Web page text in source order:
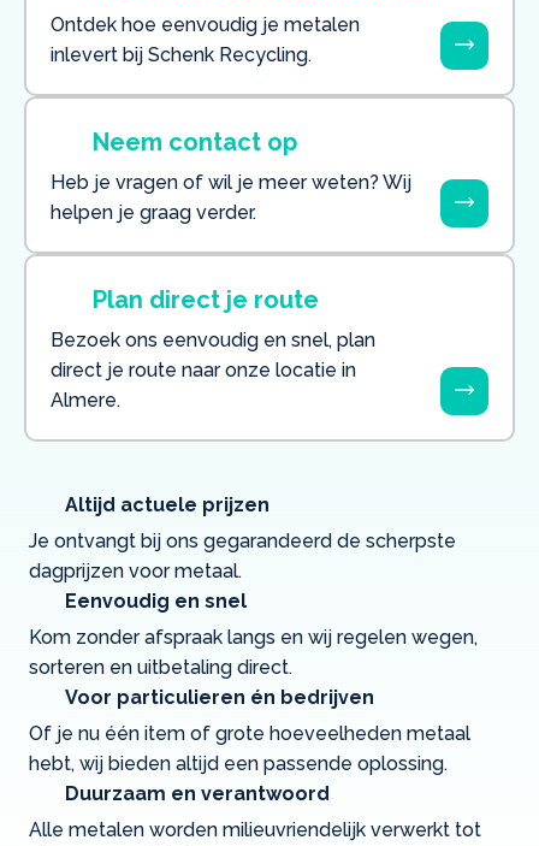
Ontdek hoe eenvoudig je metalen
inlevert bij Schenk Recycling.
Neem contact op
Heb je vragen of wil je meer weten? Wij
helpen je graag verder.
Plan direct je route
Bezoek ons eenvoudig en snel, plan
direct je route naar onze locatie in
Almere.
Altijd actuele prijzen
Je ontvangt bij ons gegarandeerd de scherpste
dagprijzen voor metaal.
Eenvoudig en snel
Kom zonder afspraak langs en wij regelen wegen,
sorteren en uitbetaling direct.
Voor particulieren én bedrijven
Of je nu één item of grote hoeveelheden metaal
hebt, wij bieden altijd een passende oplossing.
Duurzaam en verantwoord
Alle metalen worden milieuvriendelijk verwerkt tot